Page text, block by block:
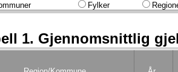
Fylker
1. Gjennomsnittlig